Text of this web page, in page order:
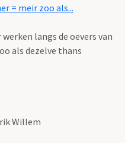
= meir zoo als...
langs de oevers van
als dezelve thans
Willem